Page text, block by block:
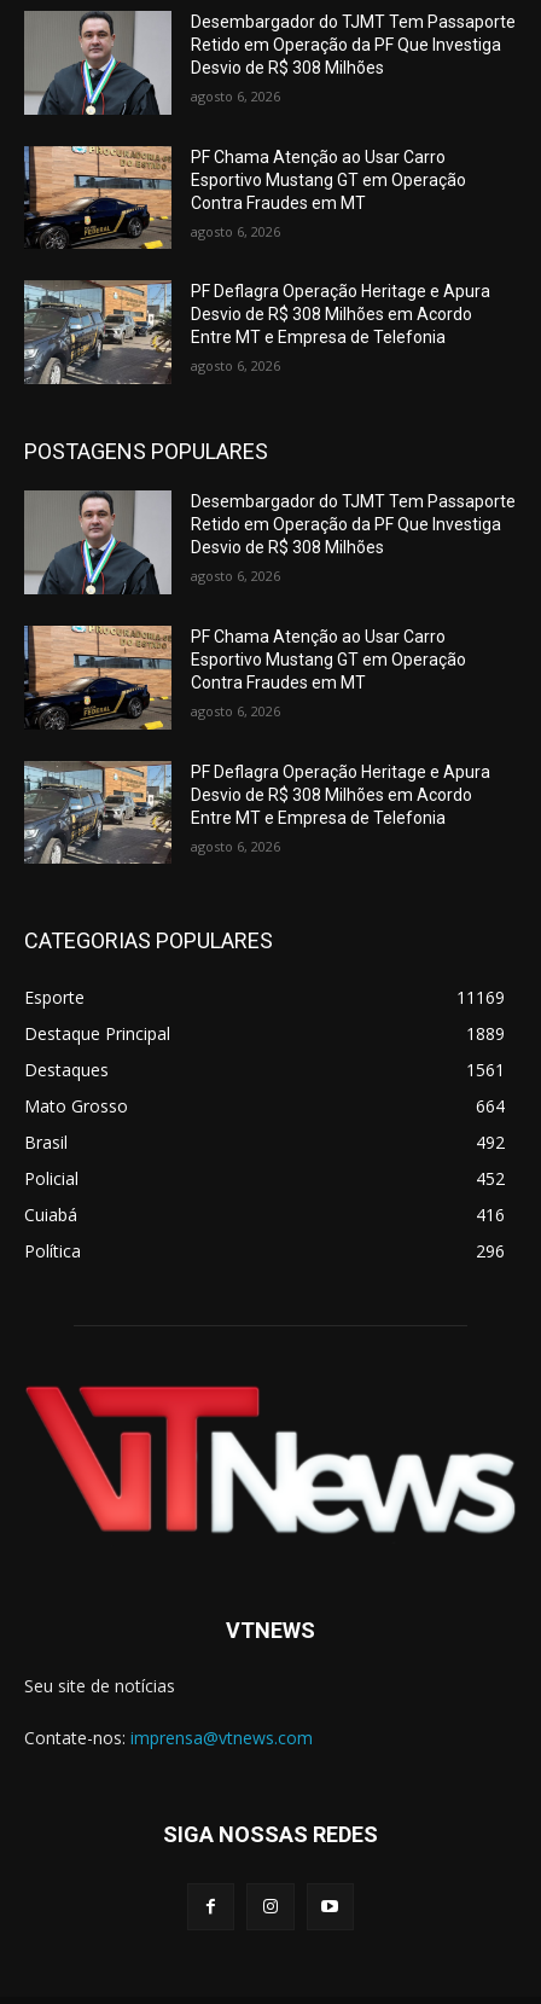
Desembargador do TJMT Tem Passaporte
Retido em Operação da PF Que Investiga
Desvio de R$ 308 Milhões
agosto 6, 2026
PF Chama Atenção ao Usar Carro
Esportivo Mustang GT em Operação
Contra Fraudes em MT
agosto 6, 2026
PF Deflagra Operação Heritage e Apura
Desvio de R$ 308 Milhões em Acordo
Entre MT e Empresa de Telefonia
agosto 6, 2026
POSTAGENS POPULARES
Desembargador do TJMT Tem Passaporte
Retido em Operação da PF Que Investiga
Desvio de R$ 308 Milhões
agosto 6, 2026
PF Chama Atenção ao Usar Carro
Esportivo Mustang GT em Operação
Contra Fraudes em MT
agosto 6, 2026
PF Deflagra Operação Heritage e Apura
Desvio de R$ 308 Milhões em Acordo
Entre MT e Empresa de Telefonia
agosto 6, 2026
CATEGORIAS POPULARES
Esporte
11169
Destaque Principal
1889
Destaques
1561
Mato Grosso
664
Brasil
492
Policial
452
Cuiabá
416
Política
296
VTNEWS
Seu site de notícias
Contate-nos: imprensa@vtnews.com
SIGA NOSSAS REDES